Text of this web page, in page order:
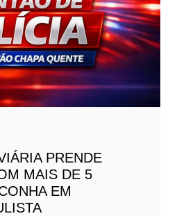
PRENDE
MAIS DE 5
EM